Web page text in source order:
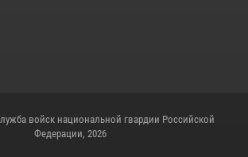
войск национальной гвардии Российской
Федерации, 2026